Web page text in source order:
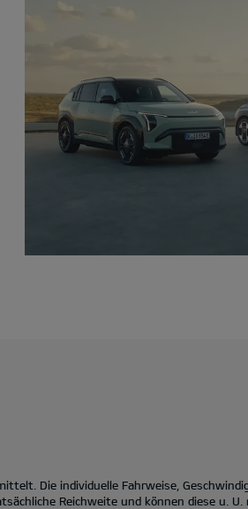
Die individuelle Fahrweise,
Reichweite und können diese u. U.